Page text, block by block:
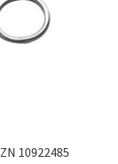
10922485